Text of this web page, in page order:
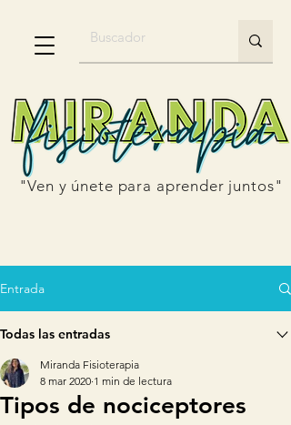
"Ven y únete para aprender juntos"
Entrada
Todas las entradas
Tipos de nociceptores
Miranda Fisioterapia
8 mar 2020 1 min de lectura